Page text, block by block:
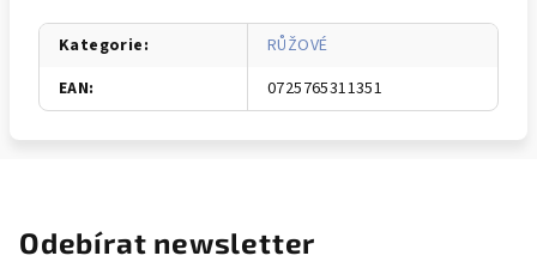
Kategorie:
RŮŽOVÉ
EAN: 0725765311351
Odebírat newsletter